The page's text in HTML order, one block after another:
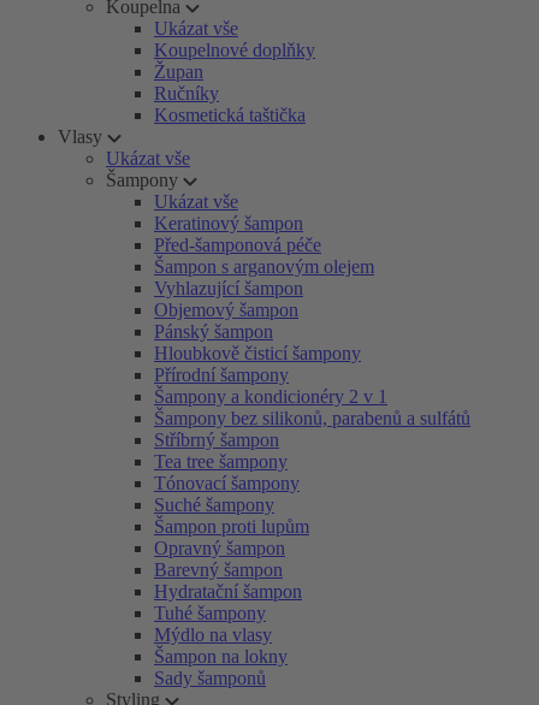
Koupelna
Ukázat vše
Koupelnové doplňky
Župan
Ručníky
Kosmetická taštička
Vlasy
Ukázat vše
Šampony
Ukázat vše
Keratinový šampon
Před-šamponová péče
Šampon s arganovým olejem
Vyhlazující šampon
Objemový šampon
Pánský šampon
Hloubkově čisticí šampony
Přírodní šampony
Šampony a kondicionéry 2 v 1
Šampony bez silikonů, parabenů a sulfátů
Stříbrný šampon
Tea tree šampony
Tónovací šampony
Suché šampony
Šampon proti lupům
Opravný šampon
Barevný šampon
Hydratační šampon
Tuhé šampony
Mýdlo na vlasy
Šampon na lokny
Sady šamponů
Styling